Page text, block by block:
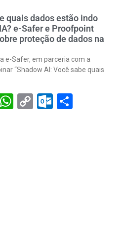
quais dados estão indo
e-Safer e Proofpoint
proteção de dados na
e-Safer, em parceria com a
“Shadow AI: Você sabe quais
WhatsApp
Copy